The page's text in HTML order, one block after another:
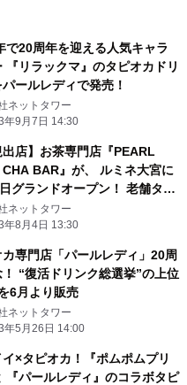
で20周年を迎える人気キャラ
『リラックマ』のタピオカドリ
ールレディで発売！
ネットタワー
年9月7日 14:30
出店】お茶専門店『PEARL
BAR』が、 ルミネ大宮に
グランドオープン！ 老舗タピ
ンク店「パールレディ」から
リニューアル！
ネットタワー
年8月4日 13:30
カ専門店「パールレディ」20周
“復活ドリンク総選挙”の上位
6月より販売
ネットタワー
年5月26日 14:00
イ×タピオカ！『ポムポムプリ
『パールレディ』のコラボタピ